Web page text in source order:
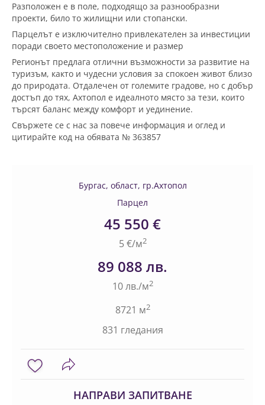
Разположен е в поле, подходящо за разнообразни
проекти, било то жилищни или стопански.
Парцелът е изключително привлекателен за инвестиции
поради своето местоположение и размер
Регионът предлага отлични възможности за развитие на
туризъм, както и чудесни условия за спокоен живот близо
до природата. Отдалечен от големите градове, но с добър
достъп до тях, Ахтопол е идеалното място за тези, които
търсят баланс между комфорт и уединение.
Свържете се с нас за повече информация и оглед и
цитирайте код на обявата № 363857
Бургас, област, гр.Ахтопол
Парцел
45 550 €
5 €/м2
89 088 лв.
10 лв./м2
8721 м2
831 гледания
НАПРАВИ ЗАПИТВАНЕ